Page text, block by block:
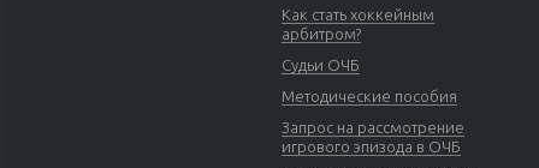
Как стать хоккейным
арбитром?
Судьи ОЧБ
Методические пособия
Запрос на рассмотрение
игрового эпизода в ОЧБ